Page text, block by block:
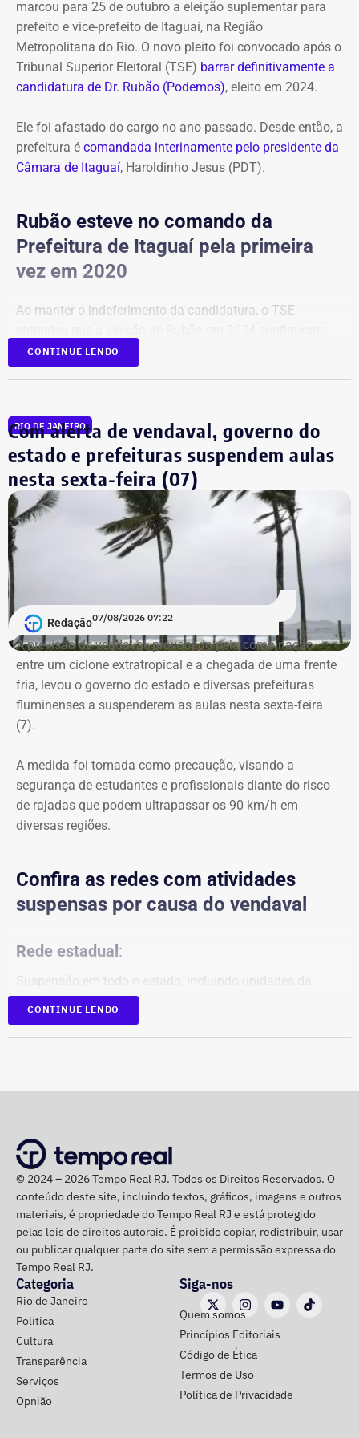
marcou para 25 de outubro a eleição suplementar para
prefeito e vice-prefeito de Itaguaí, na Região
Metropolitana do Rio. O novo pleito foi convocado após o
Tribunal Superior Eleitoral (TSE) barrar definitivamente a
candidatura de Dr. Rubão (Podemos), eleito em 2024.
Ele foi afastado do cargo no ano passado. Desde então, a
prefeitura é comandada interinamente pelo presidente da
Câmara de Itaguaí, Haroldinho Jesus (PDT).
Rubão esteve no comando da
Prefeitura de Itaguaí pela primeira
vez em 2020
Ao manter o indeferimento da candidatura, o TSE
um terceiro mandato consecutivo, situação vedada pela
Constituição Federal.
Eleitoral, os partidos e federações terão até o dia 25 de
agosto para registrar as candidaturas que disputarão a
nova votação. A chapa vencedora tomará posse em
novembro deste ano e cumprirá mandato até 31 de
dezembro de 2028, completando o período
correspondente ao mandato iniciado após as eleições
municipais de 2024.
Com informações do “RJ2”.
CONTINUE LENDO
RIO DE JANEIRO
Com alerta de vendaval, governo do
estado e prefeituras suspendem aulas
nesta sexta-feira (07)
Redação07/08/2026 07:22
A previsão de vendaval, provocado pela combinação
entre um ciclone extratropical e a chegada de uma frente
fria, levou o governo do estado e diversas prefeituras
fluminenses a suspenderem as aulas nesta sexta-feira
(7).
A medida foi tomada como precaução, visando a
segurança de estudantes e profissionais diante do risco
de rajadas que podem ultrapassar os 90 km/h em
diversas regiões.
Confira as redes com atividades
suspensas por causa do vendaval
Rede estadual:
Suspensão em todo o estado, incluindo unidades da
Faetec.
Redes municipais:
Niterói
São João de Meriti
Nilópolis
Seropédica
Itaguaí
Mangaratiba
Angra dos Reis
Paraty
Petrópolis
Belford Roxo
Alerta e Prevenção
A capital fluminense entrou em Estágio 2 de mobilização
CONTINUE LENDO
© 2024 – 2026 Tempo Real RJ. Todos os Direitos Reservados. O
conteúdo deste site, incluindo textos, gráficos, imagens e outros
materiais, é propriedade do Tempo Real RJ e está protegido
pelas leis de direitos autorais. É proibido copiar, redistribuir, usar
ou publicar qualquer parte do site sem a permissão expressa do
Tempo Real RJ.
Categoria
Rio de Janeiro
Política
Cultura
Transparência
Serviços
Opnião
Siga-nos
Quem somos
Princípios Editoriais
Código de Ética
Termos de Uso
Política de Privacidade